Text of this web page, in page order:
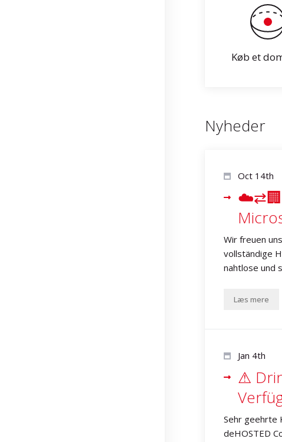
Køb et
Nyheder
Oct 14th
☁️⇄🏢
Wir freuen
vollständige
nahtlose und
Læs mere
Jan 4th
⚠
Sehr geehrte
deHOSTED